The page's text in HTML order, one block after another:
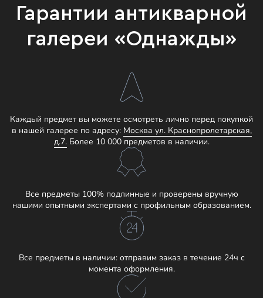
Гарантии антикварной
галереи «Однажды»
Каждый предмет вы можете осмотреть лично перед покупкой
в нашей галерее по адресу: Москва ул. Краснопролетарская,
д.7.Более 10 000 предметов в наличии.
Все предметы 100% подлинные и проверены вручную
нашими опытными экспертами с профильным образованием.
Все предметы в наличии: отправим заказ в течение 24ч с
момента оформления.